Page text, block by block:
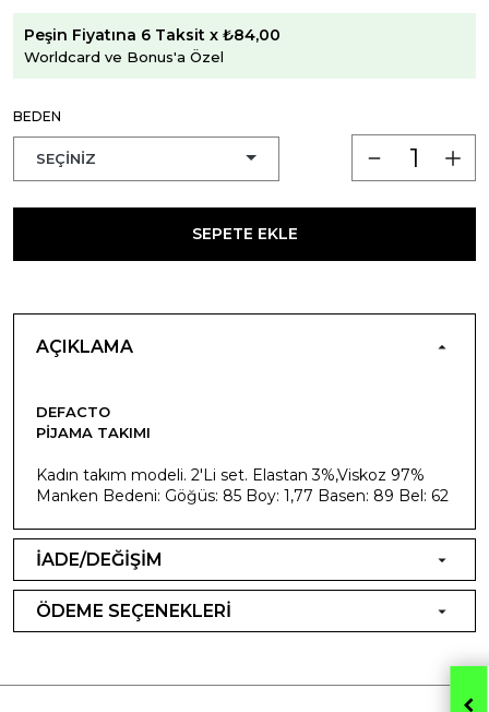
Peşin Fiyatına 6 Taksit x ₺84,00
Worldcard ve Bonus'a Özel
BEDEN
SEPETE EKLE
AÇIKLAMA
DEFACTO
PIJAMA TAKIMI
Kadın takım modeli. 2'Li set. Elastan 3%,Viskoz 97%
Manken Bedeni: Göğüs: 85 Boy: 1,77 Basen: 89 Bel: 62
İADE/DEĞİŞİM
ÖDEME SEÇENEKLERİ